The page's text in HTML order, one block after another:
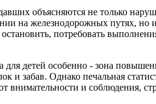
объясняются не только
на железнодорожных путях,
остановить, потребовать
для детей особенно - зона
и забав. Однако печальная
внимательности и соблюдения,